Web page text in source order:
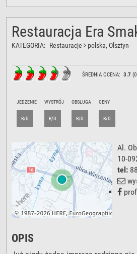
Restauracja Era
KATEGORIA: Restauracje polska, Olsztyn
ŚREDNIA OCENA:3.7 (0
JEDZENIE
B/D
WYSTRÓJ
B/D
OBSŁUGA
B/D
CENY
B/D
Al.
10-
tel:
OPIS